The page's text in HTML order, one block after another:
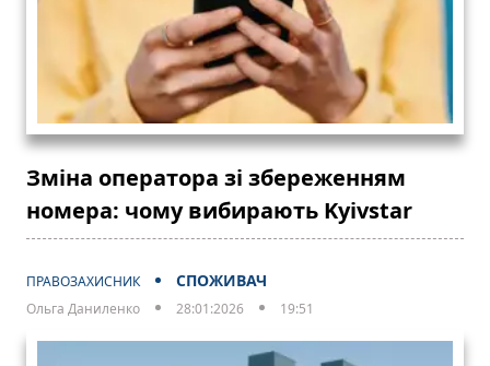
Зміна оператора зі збереженням
номера: чому вибирають Kyivstar
ПРАВОЗАХИСНИК СПОЖИВАЧ
Ольга Даниленко 28:01:2026 19:51